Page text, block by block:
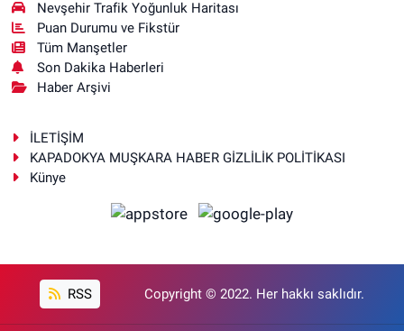
Nevşehir Trafik Yoğunluk Haritası
Puan Durumu ve Fikstür
Tüm Manşetler
Son Dakika Haberleri
Haber Arşivi
İLETİŞİM
KAPADOKYA MUŞKARA HABER GİZLİLİK POLİTİKASI
Künye
RSS Copyright © 2022. Her hakkı saklıdır.